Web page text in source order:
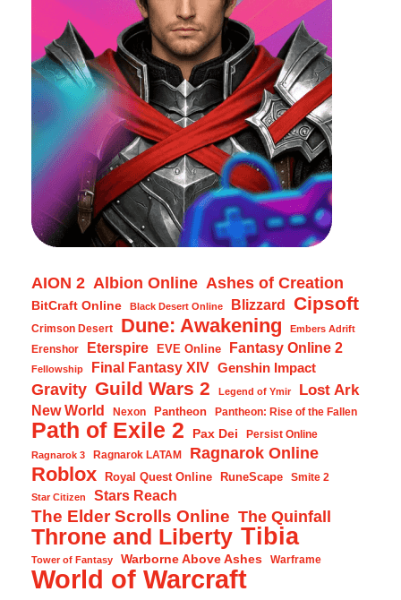
AION 2 Albion Online Ashes of Creation
BitCraft Online Black Desert Online Blizzard Cipsoft
Crimson Desert Dune: Awakening Embers Adrift
Erenshor Eterspire EVE Online Fantasy Online 2
Fellowship Final Fantasy XIV Genshin Impact
Gravity Guild Wars 2 Legend of Ymir Lost Ark
New World Nexon Pantheon Pantheon: Rise of the Fallen
Path of Exile 2 Pax Dei Persist Online
Ragnarok 3 Ragnarok LATAM Ragnarok Online
Roblox Royal Quest Online RuneScape Smite 2
Star Citizen Stars Reach
The Elder Scrolls Online The Quinfall
Throne and Liberty Tibia
Tower of Fantasy Warborne Above Ashes Warframe
World of Warcraft